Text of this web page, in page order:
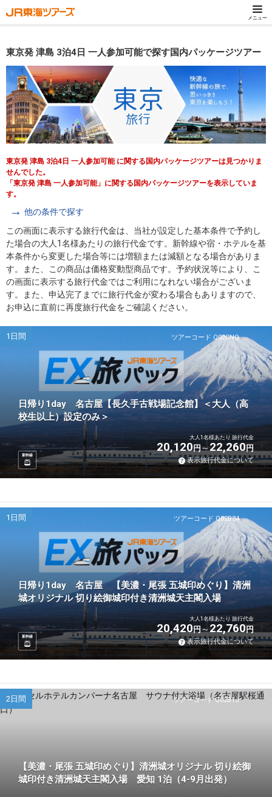
メニュー
東京発 津島 3泊4日 一人参加可能で探す国内パッケージツアー
東京発 津島 3泊4日 一人参加可能 に関する国内パッケージツアーは見つかりま
せんでした。
「東京発 津島 一人参加可能」に関する国内パッケージツアーを表示していま
す。
他の条件で探す
この画面に表示する旅行代金は、当社が設定した基本条件で予約し
た場合の大人1名様あたりの旅行代金です。新幹線や宿・ホテルを基
本条件から変更した場合等には増額または減額となる場合がありま
す。また、この商品は価格変動型商品です。予約状況等により、こ
の画面に表示する旅行代金ではご利用になれない場合がございま
す。また、申込完了までに旅行代金が変わる場合もありますので、
お申込に直前に再度旅行代金をご確認ください。
ツアーコード Q02CNQ
1日間
日帰り1day 名古屋【長久手古戦場記念館】＜大人（高
校生以上）設定のみ＞
新幹線
大人1名様あたり 旅行代金
20,120円 22,260円
表示旅行代金について
ツアーコード Q02B34
1日間
日帰り1day 名古屋 【美濃・尾張 五城印めぐり】清洲
城オリジナル 切り絵御城印付き清洲城天主閣入場
新幹線
大人1名様あたり 旅行代金
20,420円 22,760円
表示旅行代金について
ツアーコード Q02B1J
2日間
【美濃・尾張 五城印めぐり】清洲城オリジナル 切り絵御
城印付き清洲城天主閣入場 愛知 1泊（4-9月出発）